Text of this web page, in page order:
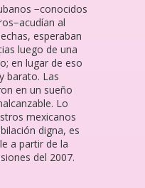
−conocidos
al
esperaban
luego de una
en lugar de eso
barato. Las
en un sueño
Lo
mexicanos
digna, es
a partir de la
del 2007.